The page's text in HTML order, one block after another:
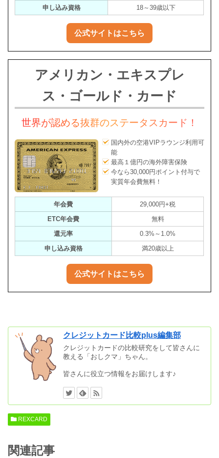
申し込み資格
18～39歳以下
公式サイトはこちら
アメリカン・エキスプレ
ス・ゴールド・カード
世界が認める抜群のステータスカード！
国内外の空港VIPラウンジ利用可
能
最高１億円の海外障害保険
今なら30,000円ポイント付与で
実質年会費無料！
年会費
29,000円+税
ETC年会費
無料
還元率
0.3%～1.0%
申し込み資格
満20歳以上
公式サイトはこちら
クレジットカード比較plus編集部
クレジットカードの比較研究をして皆さんに
教える「おしクマ」ちゃん。
皆さんに役立つ情報をお届けします♪
REXCARD
関連記事